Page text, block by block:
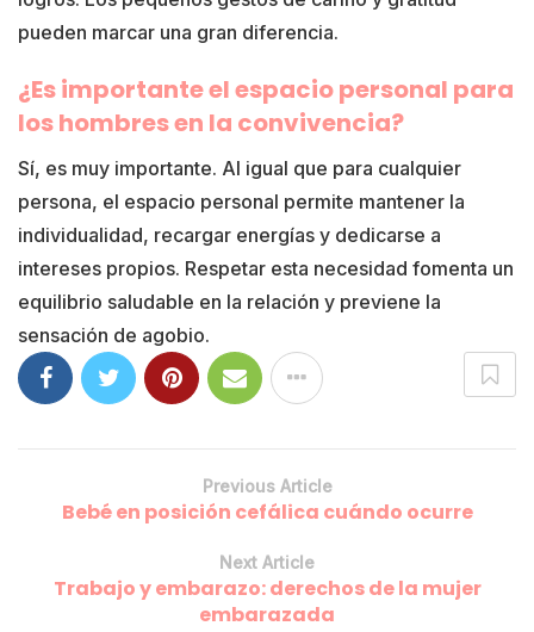
pueden marcar una gran diferencia.
¿Es importante el espacio personal para
los hombres en la convivencia?
Sí, es muy importante. Al igual que para cualquier
persona, el espacio personal permite mantener la
individualidad, recargar energías y dedicarse a
intereses propios. Respetar esta necesidad fomenta un
equilibrio saludable en la relación y previene la
sensación de agobio.
Previous Article
Bebé en posición cefálica cuándo ocurre
Next Article
Trabajo y embarazo: derechos de la mujer
embarazada